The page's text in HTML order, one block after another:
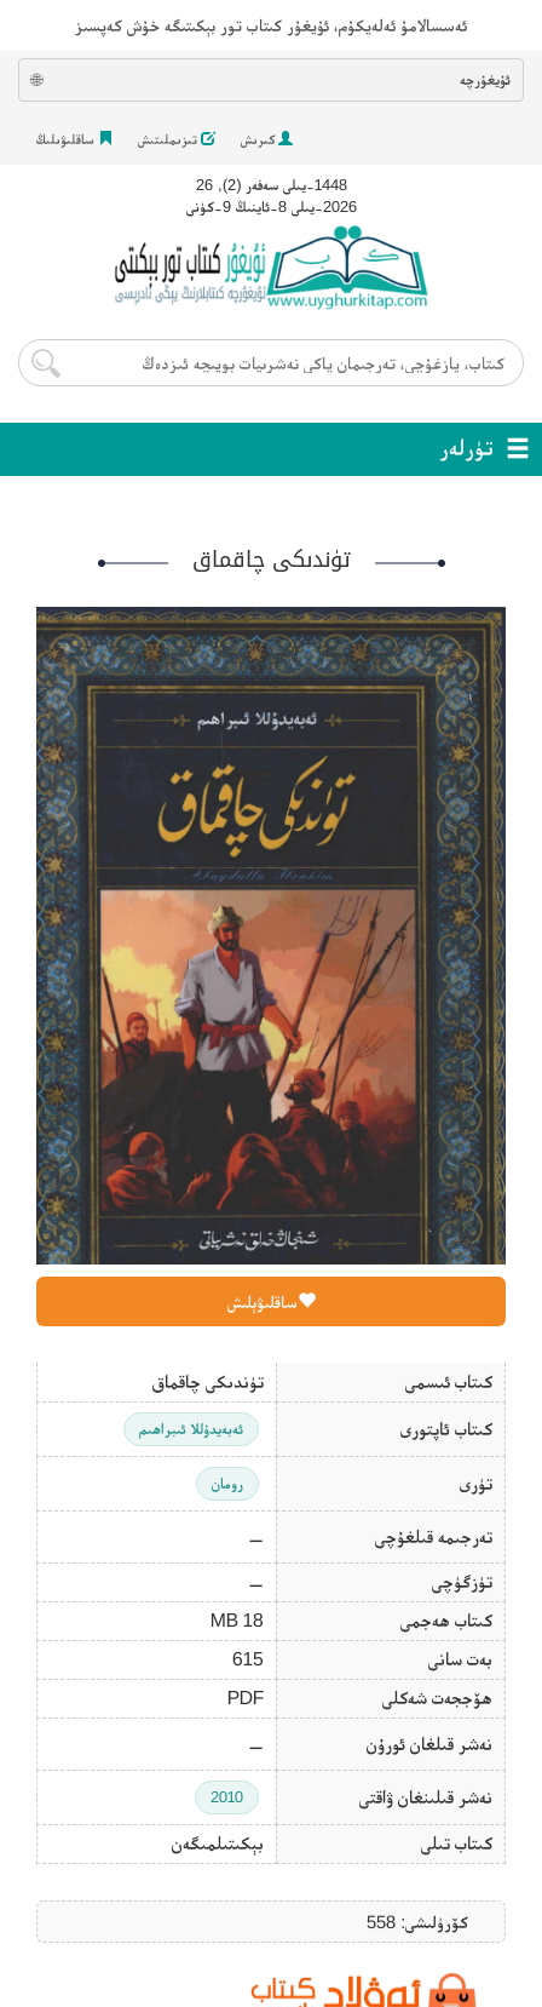
ئەسسالامۇ ئەلەيكۇم، ئۇيغۇر كىتاب تور بېكىتىگە خۇش كەپسىز
ئۇيغۇرچە 🌐
كىرىش تىزىملىتىش ساقلىۋىلىڭ
1448-يىلى سەفەر (2), 26
2026-يىلى 8-ئاينىڭ 9-كۈنى
تۈرلەر
تۈندىكى چاقماق
ساقلىۋېلىش
كىتاب ئىسمى تۈندىكى چاقماق
كىتاب ئاپتورى ئەبەيدۇللا ئىبراھىم
تۈرى رومان
تەرجىمە قىلغۇچى —
تۈزگۈچى
—
كىتاب ھەجمى
18 MB
بەت سانى
615
ھۆججەت شەكلى
PDF
نەشر قىلغان ئورۇن —
نەشر قىلىنغان ۋاقتى 2010
كىتاب تىلى بېكىتىلمىگەن
كۆرۈلىشى: 558